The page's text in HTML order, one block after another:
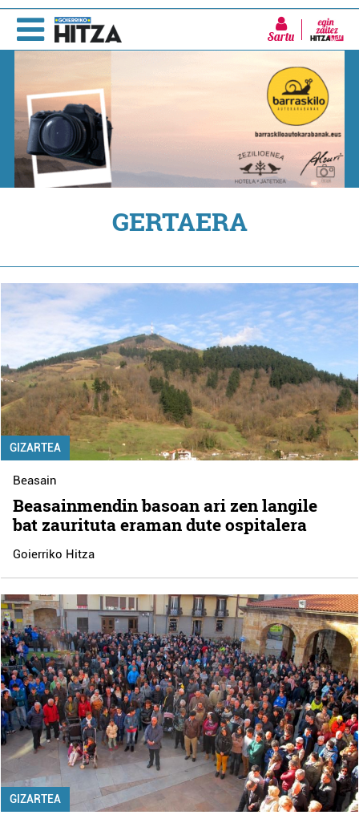
Sartu
GERTAERA
GIZARTEA
Beasain
Beasainmendin basoan ari zen langile
bat zaurituta eraman dute ospitalera
Goierriko Hitza
GIZARTEA